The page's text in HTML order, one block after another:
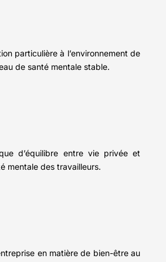
particulière à l’environnement de
de santé mentale stable.
d’équilibre entre vie privée et
mentale des travailleurs.
en matière de bien-être au